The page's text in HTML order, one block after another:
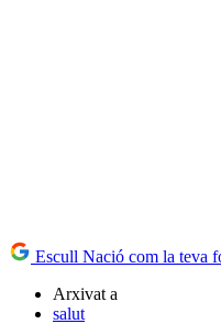
Escull Nació com la teva
Arxivat a
salut